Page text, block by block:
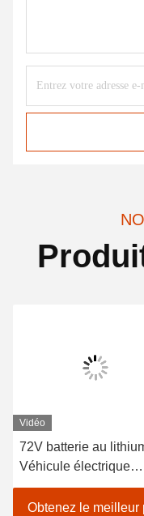
Vidéo
72V batterie au
Véhicule électrique
Shuttle Bus 18
Autobus ouverts
Obtenez le meilleur